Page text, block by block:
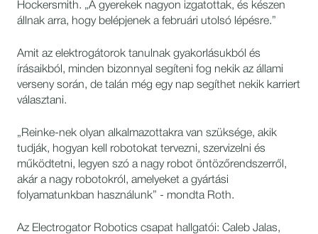
Hockersmith. „A gyerekek nagyon izgatottak, és készen
állnak arra, hogy belépjenek a februári utolsó lépésre.”
Amit az elektrogátorok tanulnak gyakorlásukból és
írásaikból, minden bizonnyal segíteni fog nekik az állami
verseny során, de talán még egy nap segíthet nekik karriert
választani.
„Reinke-nek olyan alkalmazottakra van szüksége, akik
tudják, hogyan kell robotokat tervezni, szervizelni és
működtetni, legyen szó a nagy robot öntözőrendszerről,
akár a nagy robotokról, amelyeket a gyártási
folyamatunkban használunk” - mondta Roth.
Az Electrogator Robotics csapat hallgatói: Caleb Jalas,